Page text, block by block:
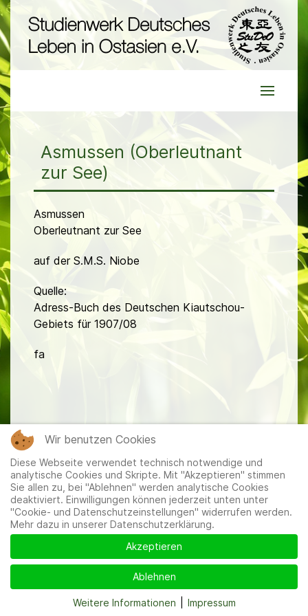
Asmussen (Oberleutnant
zur See)
Asmussen
Oberleutnant zur See
auf der S.M.S. Niobe
Quelle:
Adress-Buch des Deutschen Kiautschou-
Gebiets für 1907/08
fa
Mitglieder Impressum Datenschutzerklärung
Cookie-
und Datenschutzeinstellungen
Wir benutzen Cookies
Diese Webseite verwendet technisch notwendige und
analytische Cookies und Skripte. Mit "Akzeptieren" stimmen
Sie allen zu, bei "Ablehnen" werden analytische Cookies
deaktiviert. Einwilligungen können jederzeit unten unter
"Cookie- und Datenschutzeinstellungen" widerrufen werden.
Mehr dazu in unserer Datenschutzerklärung.
Akzeptieren
Ablehnen
Weitere Informationen Impressum